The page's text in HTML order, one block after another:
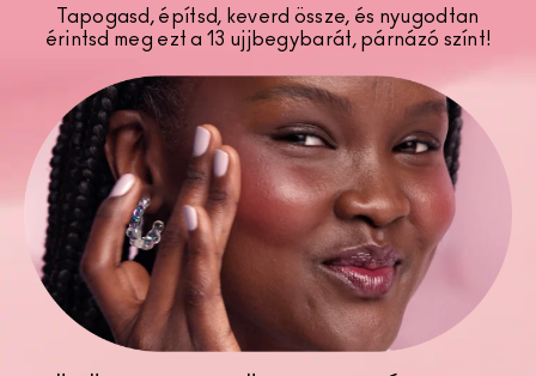
Tapogasd, építsd, keverd össze, és nyugodtan
érintsd meg ezt a 13 ujjbegybarát, párnázó színt!